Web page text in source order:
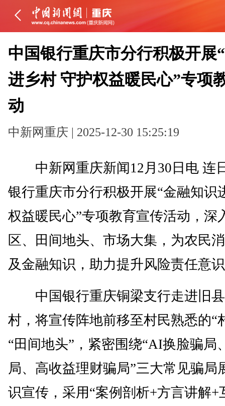
中国银行重庆市分行积极开展
进乡村 守护权益暖民心”专项
动
中新网重庆 | 2025-12-30 15:25:19
中新网重庆新闻12月30日电 连
银行重庆市分行积极开展“金融知识
权益暖民心”专项教育宣传活动，深
区、田间地头、市场大集，为农民
及金融知识，助力提升风险责任意
中国银行重庆铜梁支行走进旧县
村，将宣传阵地前移至村民熟悉的“
“田间地头”，紧密围绕“AI换脸骗局
局、高收益理财骗局”三大常见骗局
识宣传，采用“案例剖析+方言讲解+